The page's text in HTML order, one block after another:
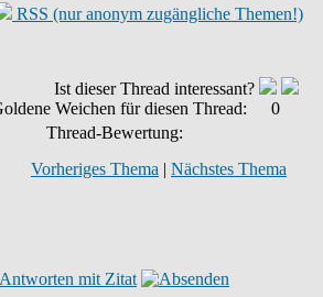
RSS (nur anonym zugängliche Themen!)
Ist dieser Thread interessant?
Weichen für diesen Thread:
0
Thread-Bewertung:
Vorheriges Thema | Nächstes Thema